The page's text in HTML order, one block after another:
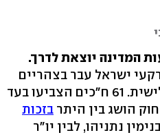
המדינה יוצאת לדרך.
ישראל עבר בצהריים
(יום ב') בקריאה שנייה ושלישית. 61 ח"כים הצביעו בעד
בזכות
נתניהו, לבין יו"ר